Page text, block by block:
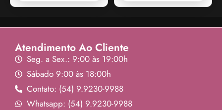
Atendimento Ao Cliente
Seg. a Sex.: 9:00 às 19:00h
Sábado 9:00 às 18:00h
Contato: (54) 9.9230-9988
Whatsapp: (54) 9.9230-9988